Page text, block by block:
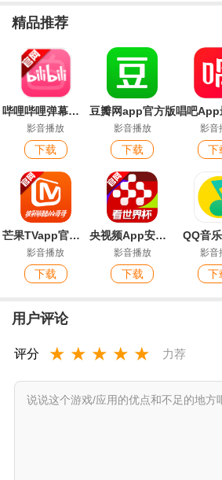
精品推荐
哔哩哔哩弹幕网手机版官方版
影音播放
下载
豆瓣网app官方版
影音播放
下载
影音
下
芒果TVapp官方最新版本
影音播放
下载
央视频App安卓版
影音播放
下载
QQ音
影音
下
用户评论
评分 ★ ★ ★ ★ ★ 力荐